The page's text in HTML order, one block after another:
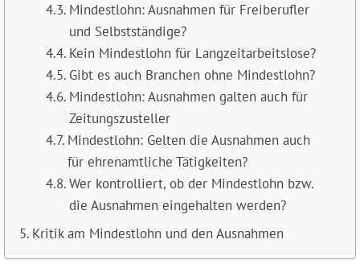
Mindestlohn: Ausnahmen für Freiberufler
und Selbstständige?
Kein Mindestlohn für Langzeitarbeitslose?
Gibt es auch Branchen ohne Mindestlohn?
Mindestlohn: Ausnahmen galten auch für
Zeitungszusteller
Mindestlohn: Gelten die Ausnahmen auch
für ehrenamtliche Tätigkeiten?
Wer kontrolliert, ob der Mindestlohn bzw.
die Ausnahmen eingehalten werden?
Kritik am Mindestlohn und den Ausnahmen